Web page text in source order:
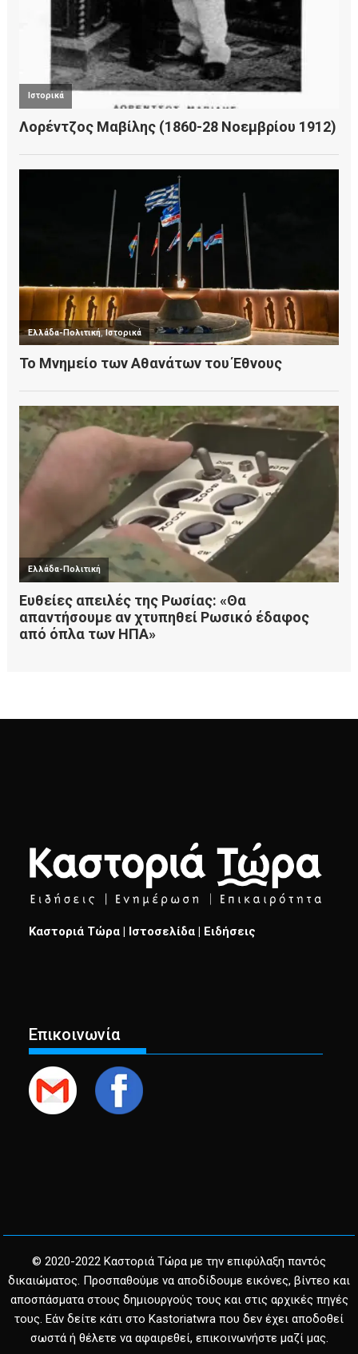
Καστοριά Τώρα | Ιστοσελίδα | Ειδήσεις
Επικοινωνία
© 2020-2022 Καστοριά Τώρα με την επιφύλαξη παντός
δικαιώματος. Προσπαθούμε να αποδίδουμε εικόνες, βίντεο και
αποσπάσματα στους δημιουργούς τους και στις αρχικές πηγές
τους. Εάν δείτε κάτι στο Kastoriatwra που δεν έχει αποδοθεί
σωστά ή θέλετε να αφαιρεθεί, επικοινωνήστε μαζί μας.